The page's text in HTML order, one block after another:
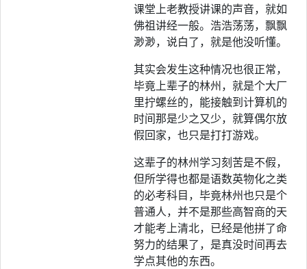
课堂上老教授讲课的声音，就如
佛祖讲经一般。浩浩荡荡，飘飘
渺渺，说白了，就是他没听懂。
其实会发生这种情况也很正常，
毕竟上辈子的林州，就是个大厂
里拧螺丝的，能接触到计算机的
时间那是少之又少，就算偶尔放
假回家，也只是打打游戏。
这辈子的林州学习刻苦是不假，
但所学得也都是语数英物化之类
的必考科目，毕竟林州也只是个
普通人，并不是那些高智商的天
才能考上清北，已经是他拼了命
努力的结果了，是真没时间再去
学点其他的东西。